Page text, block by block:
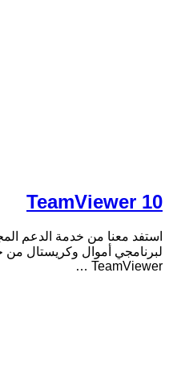
TeamViewer 10
استفد معنا من خدمة الدعم
لبرنامجي أموال وكريستال من
TeamViewer
…